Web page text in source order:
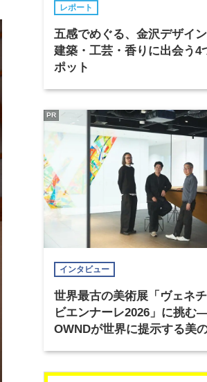
レポート
五感でめぐる、金沢デザイン
建築・工芸・香りに出会う4
ポット
インタビュー
世界最古の美術展「ヴェネチ
ビエンナーレ2026」に挑む
OWNDが世界に提示する美
PR